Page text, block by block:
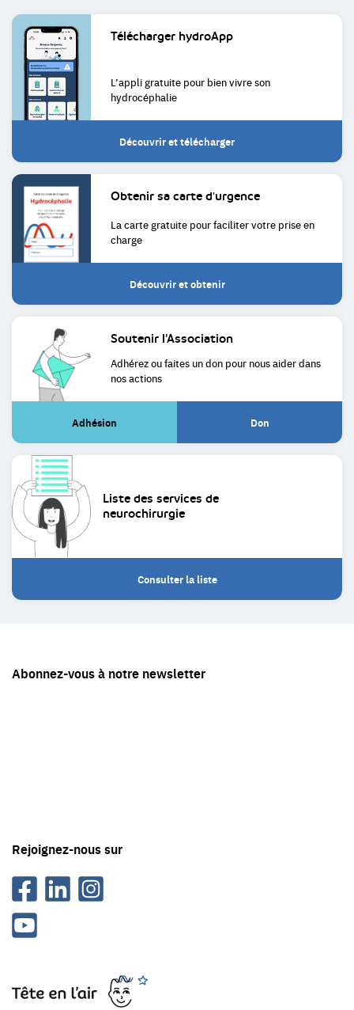
Liens
utiles
Télécharger hydroApp
L’appli gratuite pour bienvivre son
hydrocéphalie
Découvrir et télécharger
Obtenir sa carte d'urgence
La carte gratuite pour facilitervotre prise en
charge
Découvrir et obtenir
Soutenir l’Association
Adhérez ou faites un don pour nous aider dans
nos actions
Adhésion
(Lien Don
(Lien
Liste des services de
neurochirurgie
Consulter la liste
Tête
en
Rejoignez-nous sur
FacebookLinkedinInstagram
Youtube
Abonnez-vous à notre newsletter